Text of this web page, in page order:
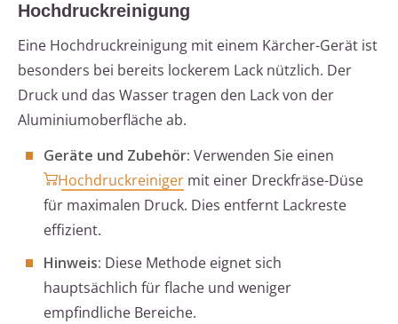
Hochdruckreinigung
Eine Hochdruckreinigung mit einem Kärcher-Gerät ist
besonders bei bereits lockerem Lack nützlich. Der
Druck und das Wasser tragen den Lack von der
Aluminiumoberfläche ab.
Geräte und Zubehör: Verwenden Sie einen
Hochdruckreiniger mit einer Dreckfräse-Düse
für maximalen Druck. Dies entfernt Lackreste
effizient.
Hinweis: Diese Methode eignet sich
hauptsächlich für flache und weniger
empfindliche Bereiche.